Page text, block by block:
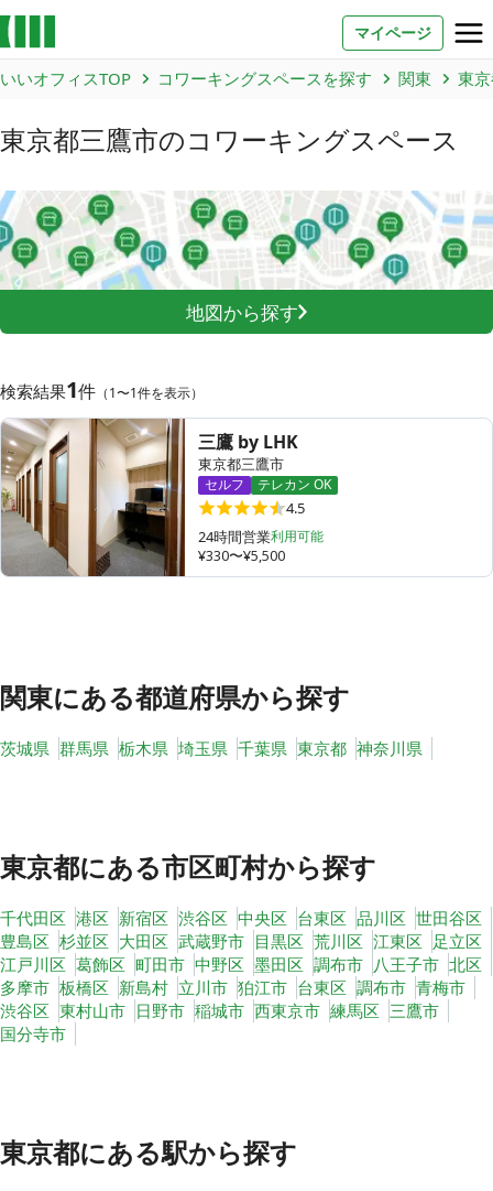
マイページ
よくあるご質問
法人での利用
いいオフィス（コワーキングスペース）
いい会議室（会議室専用スペース）
FCオーナー募集
コワーキング運営DXシステム
E Solution
いいオフィスTOP コワーキングスペースを探す 関東 東
東京都三鷹市のコワーキングスペース
地図から探す
検索結果1件 （1〜1件を表示）
三鷹 by LHK
東京都三鷹市
セルフ テレカン OK
4.5
24時間営業利用可能
¥330〜¥5,500
関東にある都道府県から探す
茨城県 群馬県 栃木県 埼玉県 千葉県 東京都 神奈川県
東京都にある市区町村から探す
千代田区 港区 新宿区 渋谷区 中央区 台東区 品川区 世田谷区
豊島区 杉並区 大田区 武蔵野市 目黒区 荒川区 江東区 足立区
江戸川区 葛飾区 町田市 中野区 墨田区 調布市 八王子市 北区
多摩市 板橋区 新島村 立川市 狛江市 台東区 調布市 青梅市
渋谷区 東村山市 日野市 稲城市 西東京市 練馬区 三鷹市
国分寺市
東京都にある駅から探す